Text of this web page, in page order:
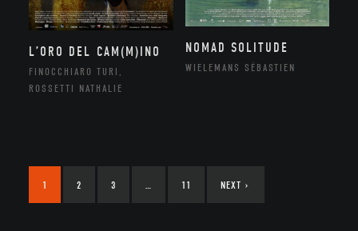
L’ORO DEL CAM(M)INO
FINOCCHIARO TURI,
ROSSETTI NATHALIE
NOMAD SOLITUDE
WIELEMANS SÉBASTIEN
1 2 3 11 NEXT ›